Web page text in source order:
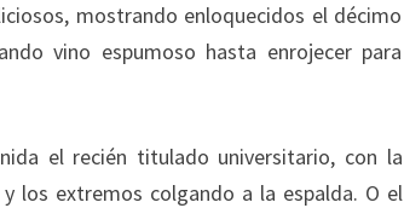
mostrando enloquecidos el décimo
vino espumoso hasta enrojecer para
el recién titulado universitario, con la
los extremos colgando a la espalda. O el